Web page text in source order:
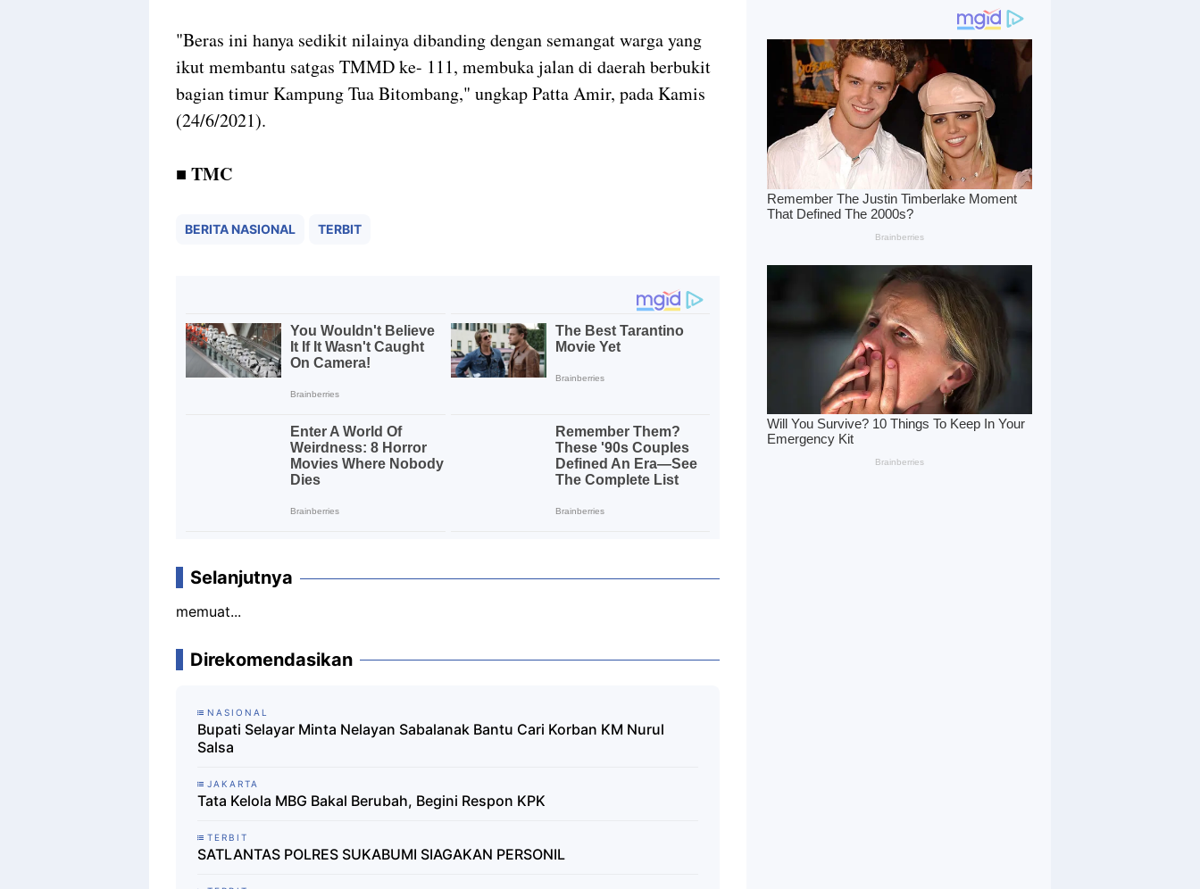
"Beras ini hanya sedikit nilainya dibanding dengan semangat warga yang
ikut membantu satgas TMMD ke- 111, membuka jalan di daerah berbukit
bagian timur Kampung Tua Bitombang," ungkap Patta Amir, pada Kamis
(24/6/2021).
■ TMC
BERITA NASIONAL TERBIT
Selanjutnya
memuat...
Direkomendasikan
NASIONAL
Bupati Selayar Minta Nelayan Sabalanak Bantu Cari Korban KM Nurul
Salsa
JAKARTA
Tata Kelola MBG Bakal Berubah, Begini Respon KPK
TERBIT
SATLANTAS POLRES SUKABUMI SIAGAKAN PERSONIL